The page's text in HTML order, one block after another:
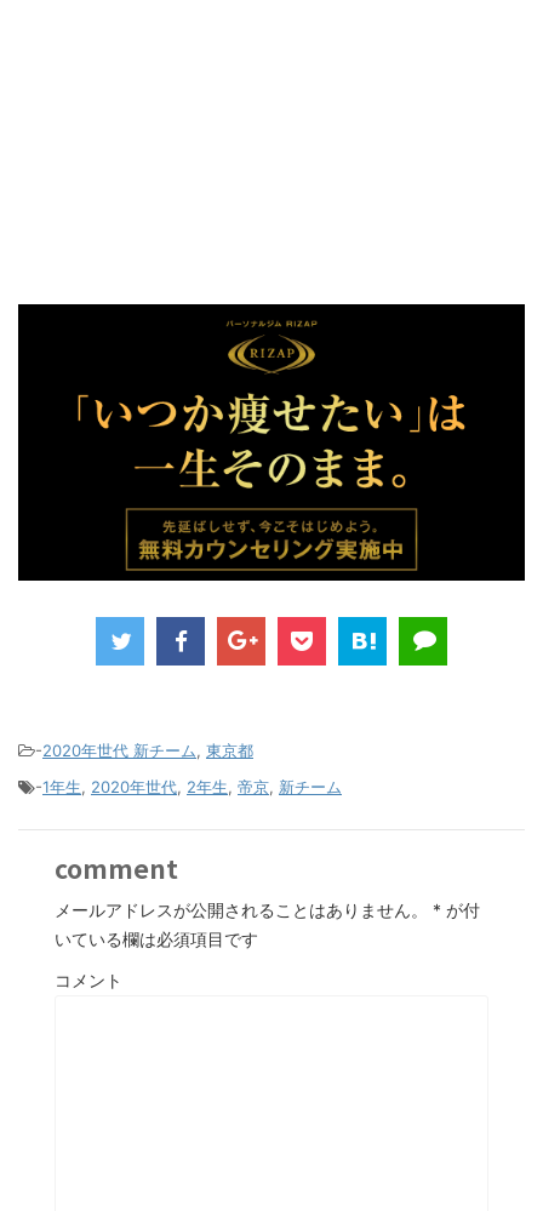
-2020年世代 新チーム, 東京都
-1年生, 2020年世代, 2年生, 帝京, 新チーム
comment
メールアドレスが公開されることはありません。 * が付
いている欄は必須項目です
コメント